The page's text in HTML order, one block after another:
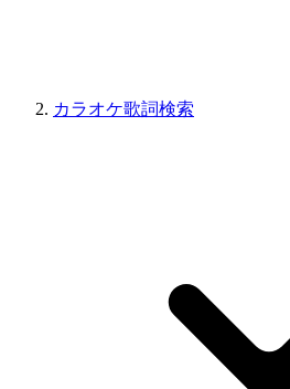
カラオケ歌詞検索